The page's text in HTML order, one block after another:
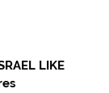
LIKE